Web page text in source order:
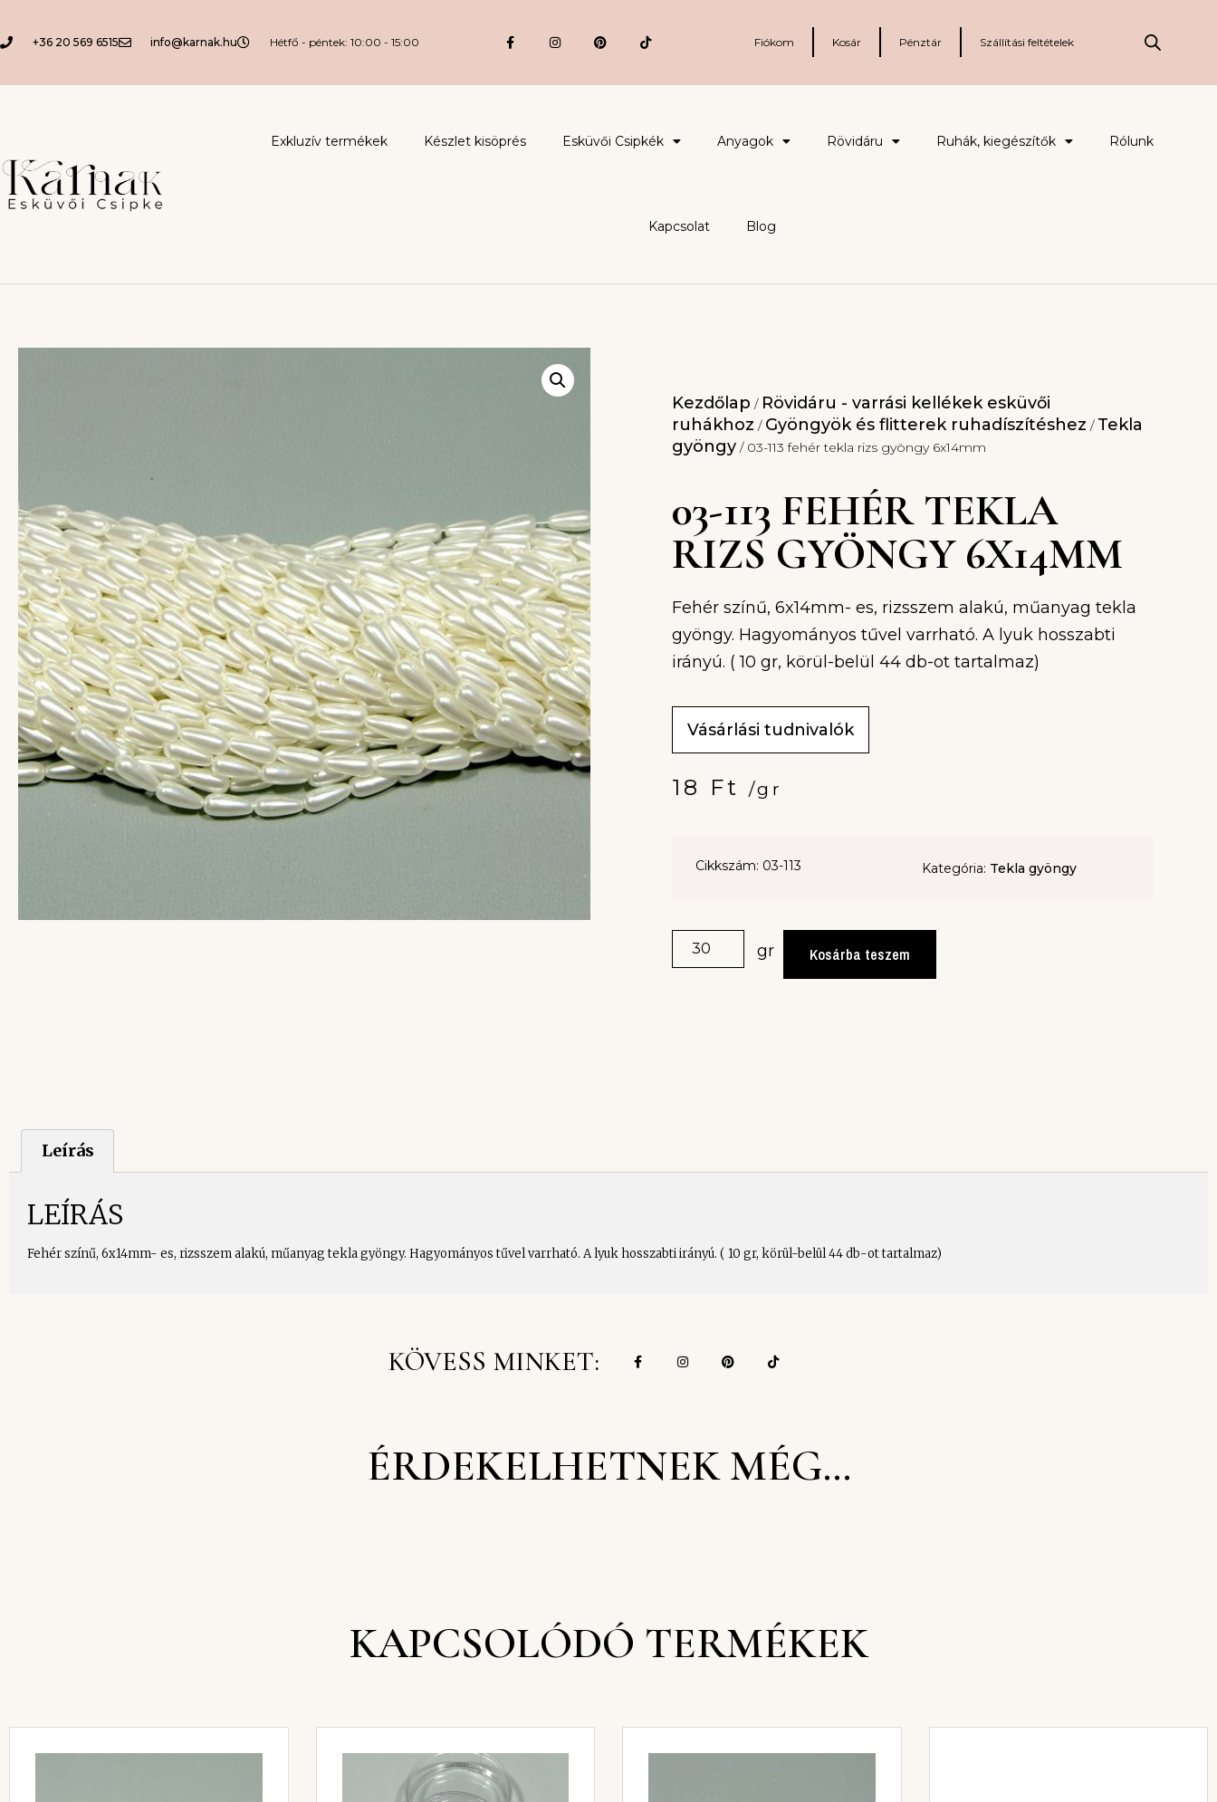
+36 20 569 6515 info@karnak.hu Hétfő - péntek: 10:00 - 15:00 Fiókom Kosár Pénztár Szállítási feltételek
Exkluzív termékek Készlet kisöprés Esküvői Csipkék Anyagok Rövidáru Ruhák, kiegészítők Rólunk
Kapcsolat Blog
Kezdőlap / Rövidáru - varrási kellékek esküvői
ruhákhoz / Gyöngyök és flitterek ruhadíszítéshez / Tekla
gyöngy / 03-113 fehér tekla rizs gyöngy 6x14mm
03-113 FEHÉR TEKLA
RIZS GYÖNGY 6X14MM
Fehér színű, 6x14mm- es, rizsszem alakú, műanyag tekla
gyöngy. Hagyományos tűvel varrható. A lyuk hosszabti
irányú. ( 10 gr, körül-belül 44 db-ot tartalmaz)
Vásárlási tudnivalók
18 Ft /gr
Cikkszám: 03-113 Kategória: Tekla gyöngy
gr Kosárba teszem
Leírás
LEÍRÁS
Fehér színű, 6x14mm- es, rizsszem alakú, műanyag tekla gyöngy. Hagyományos tűvel varrható. A lyuk hosszabti irányú. ( 10 gr, körül-belül 44 db-ot tartalmaz)
KÖVESS MINKET:
ÉRDEKELHETNEK MÉG…
KAPCSOLÓDÓ TERMÉKEK